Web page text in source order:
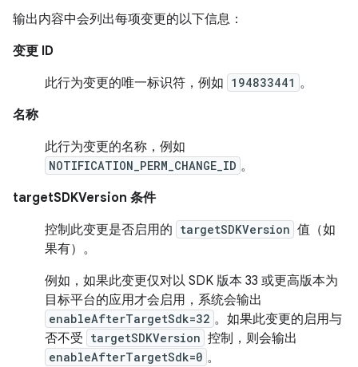
输出内容中会列出每项变更的以下信息：
变更 ID
此行为变更的唯一标识符，例如 194833441 。
名称
此行为变更的名称，例如
NOTIFICATION_PERM_CHANGE_ID 。
targetSDKVersion 条件
控制此变更是否启用的 targetSDKVersion 值（如
果有）。
例如，如果此变更仅对以 SDK 版本 33 或更高版本为
目标平台的应用才会启用，系统会输出
enableAfterTargetSdk=32 。如果此变更的启用与
否不受 targetSDKVersion 控制，则会输出
enableAfterTargetSdk=0 。